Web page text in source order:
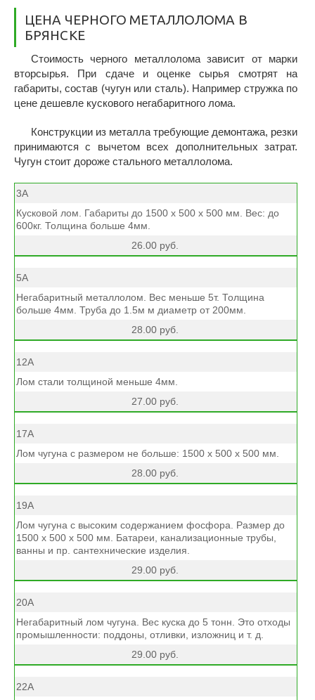
ЦЕНА ЧЕРНОГО МЕТАЛЛОЛОМА В
БРЯНСКЕ
Стоимость черного металлолома зависит от марки
вторсырья. При сдаче и оценке сырья смотрят на
габариты, состав (чугун или сталь). Например стружка по
цене дешевле кускового негабаритного лома.
Конструкции из металла требующие демонтажа, резки
принимаются с вычетом всех дополнительных затрат.
Чугун стоит дороже стального металлолома.
3А
Кусковой лом. Габариты до 1500 х 500 х 500 мм. Вес: до
600кг. Толщина больше 4мм.
26.00 руб.
5А
Негабаритный металлолом. Вес меньше 5т. Толщина
больше 4мм. Труба до 1.5м м диаметр от 200мм.
28.00 руб.
12А
Лом стали толщиной меньше 4мм.
27.00 руб.
17А
Лом чугуна с размером не больше: 1500 х 500 х 500 мм.
28.00 руб.
19А
Лом чугуна с высоким содержанием фосфора. Размер до
1500 х 500 х 500 мм. Батареи, канализационные трубы,
ванны и пр. сантехнические изделия.
29.00 руб.
20А
Негабаритный лом чугуна. Вес куска до 5 тонн. Это отходы
промышленности: поддоны, отливки, изложниц и т. д.
29.00 руб.
22А